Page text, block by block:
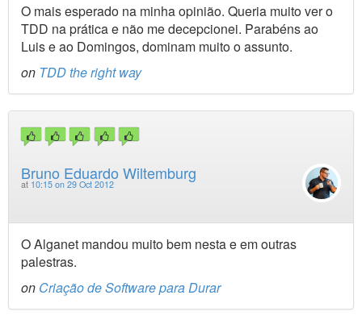
O mais esperado na minha opinião. Queria muito ver o
TDD na prática e não me decepcionei. Parabéns ao
Luis e ao Domingos, dominam muito o assunto.
on TDD the right way
Bruno Eduardo Wiltemburg
at 10:15 on 29 Oct 2012
O Alganet mandou muito bem nesta e em outras
palestras.
on Criação de Software para Durar